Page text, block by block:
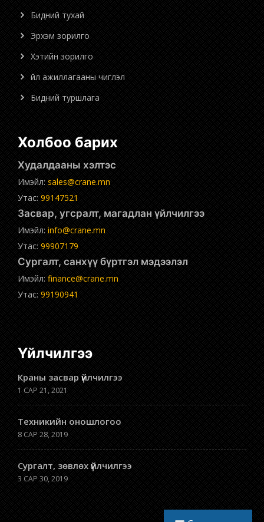
Бидний тухай
Эрхэм зорилго
Хэтийн зорилго
Үйл ажиллагааны чиглэл
Бидний туршлага
Холбоо барих
Худалдааны хэлтэс
Имэйл: sales@crane.mn
Утас: 99147521
Засвар, угсралт, магадлан үйлчилгээ
Имэйл: info@crane.mn
Утас: 99907179
Сургалт, санхүү бүртгэл мэдээлэл
Имэйл: finance@crane.mn
Утас: 99190941
Үйлчилгээ
Краны засвар үйлчилгээ
1 САР 21, 2021
Техникийн оношлогоо
8 САР 28, 2019
Сургалт, зөвлөх үйлчилгээ
3 САР 30, 2019